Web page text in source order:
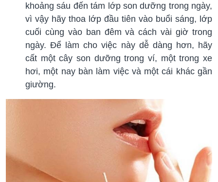
khoảng sáu đến tám lớp son dưỡng trong ngày,
vì vậy hãy thoa lớp đầu tiên vào buổi sáng, lớp
cuối cùng vào ban đêm và cách vài giờ trong
ngày. Để làm cho việc này dễ dàng hơn, hãy
cất một cây son dưỡng trong ví, một trong xe
hơi, một nay bàn làm việc và một cái khác gần
giường.